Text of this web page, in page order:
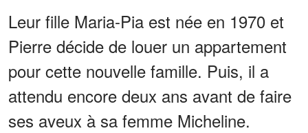
Leur fille Maria-Pia est née en 1970 et
Pierre décide de louer un appartement
pour cette nouvelle famille. Puis, il a
attendu encore deux ans avant de faire
ses aveux à sa femme Micheline.